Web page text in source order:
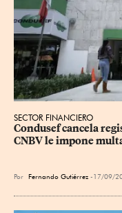
SECTOR FINANCIERO
Condusef cancela
CNBV le impone
Por Fernando Gutiérrez 17/09/